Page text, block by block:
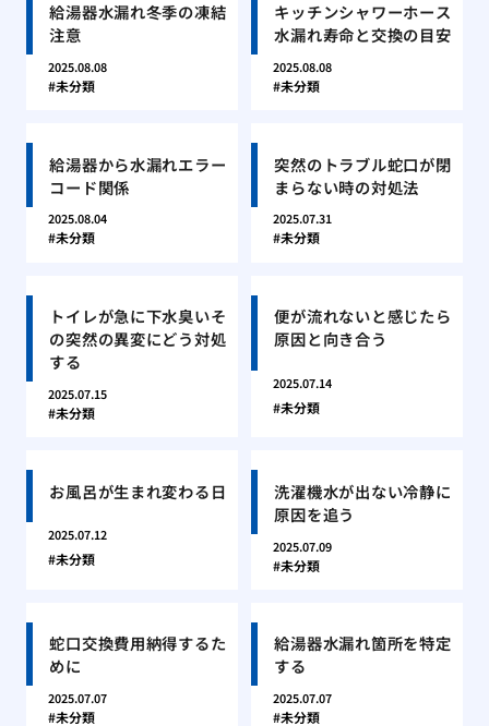
給湯器水漏れ冬季の凍結
注意
2025.08.08
未分類
キッチンシャワーホース
水漏れ寿命と交換の目安
2025.08.08
未分類
給湯器から水漏れエラー
コード関係
2025.08.04
未分類
突然のトラブル蛇口が閉
まらない時の対処法
2025.07.31
未分類
トイレが急に下水臭いそ
の突然の異変にどう対処
する
2025.07.15
未分類
便が流れないと感じたら
原因と向き合う
2025.07.14
未分類
お風呂が生まれ変わる日
2025.07.12
未分類
洗濯機水が出ない冷静に
原因を追う
2025.07.09
未分類
蛇口交換費用納得するた
めに
2025.07.07
未分類
給湯器水漏れ箇所を特定
する
2025.07.07
未分類